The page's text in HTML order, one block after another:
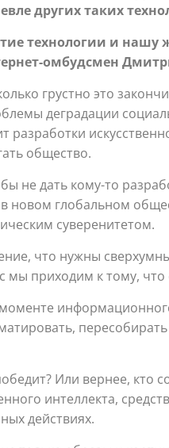
других таких
технологии и
омбудсмен
грустно это
деградации
разработки
общество.
не дать кому-то
новом глобальном
суверенитетом.
что нужны
мы приходим к тому, что
Или вернее, кто
интеллекта,
действиях.